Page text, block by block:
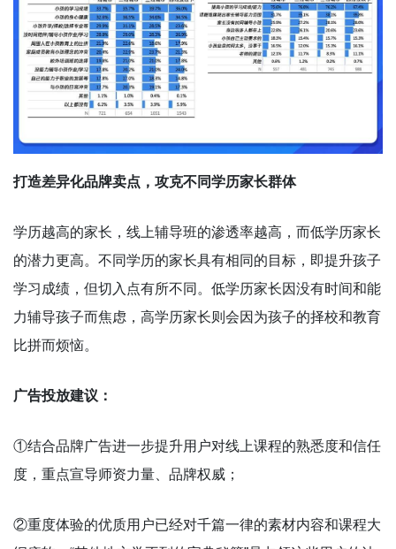
打造差异化品牌卖点，攻克不同学历家长群体
学历越高的家长，线上辅导班的渗透率越高，而低学历家长
的潜力更高。不同学历的家长具有相同的目标，即提升孩子
学习成绩，但切入点有所不同。低学历家长因没有时间和能
力辅导孩子而焦虑，高学历家长则会因为孩子的择校和教育
比拼而烦恼。
广告投放建议：
①结合品牌广告进一步提升用户对线上课程的熟悉度和信任
度，重点宣导师资力量、品牌权威；
②重度体验的优质用户已经对千篇一律的素材内容和课程大